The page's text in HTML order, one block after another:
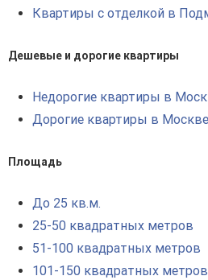
Квартиры с отделкой в
Дешевые и дорогие квартиры
Недорогие квартиры в
Дорогие квартиры в Москве
Площадь
До 25 кв.м.
25-50 квадратных метров
51-100 квадратных метров
101-150 квадратных метров